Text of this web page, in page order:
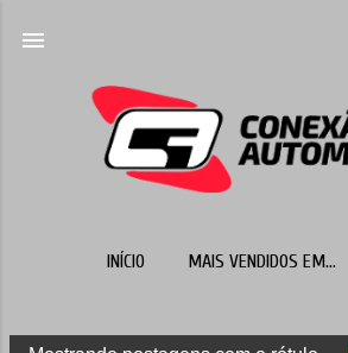
INÍCIO MAIS VENDIDOS EM...